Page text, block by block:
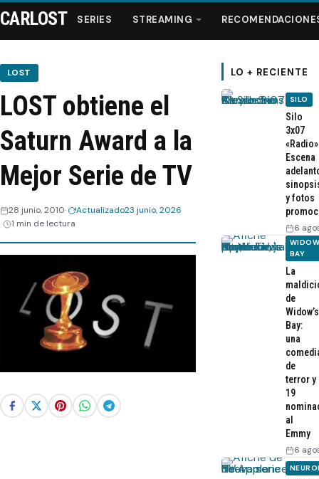
Series
Streaming
Recomendaciones
Videos
CARLOST SERIES STREAMING
LOST
LOST obtiene el
Saturn Award a la
Mejor Serie de TV
28 junio, 2010 Actualizado23 junio, 2026
1 min de lectura
LO + RECIENTE
SILO
Silo
3x07
Escena
y fotos
6
BAY
La
de
Widow’s
Bay:
una
de
terror y
19
al
Emmy
6